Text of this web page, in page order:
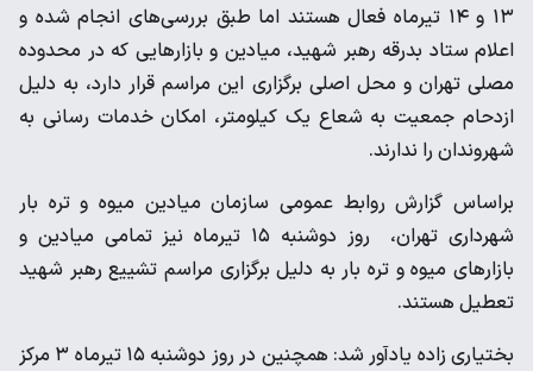
۱۳ و ۱۴ تیرماه فعال هستند اما طبق بررسی‌های انجام شده و
اعلام ستاد بدرقه رهبر شهید، میادین و بازارهایی که در محدوده
مصلی تهران و محل اصلی برگزاری این مراسم قرار دارد، به دلیل
ازدحام جمعیت به شعاع یک کیلومتر، امکان خدمات رسانی به
شهروندان را ندارند.
براساس گزارش روابط عمومی سازمان میادین میوه و تره بار
شهرداری تهران، روز دوشنبه ۱۵ تیرماه نیز تمامی میادین و
بازارهای میوه و تره بار به دلیل برگزاری مراسم تشییع رهبر شهید
تعطیل هستند.
بختیاری زاده یادآور شد: همچنین در روز دوشنبه ۱۵ تیرماه ۳ مرکز